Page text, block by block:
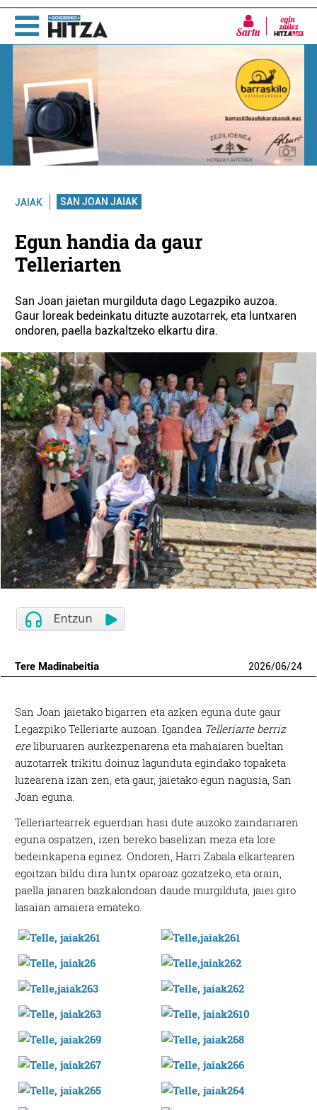
Sartu
JAIAK SAN JOAN JAIAK
Egun handia da gaur
Telleriarten
San Joan jaietan murgilduta dago Legazpiko auzoa.
Gaur loreak bedeinkatu dituzte auzotarrek, eta luntxaren
ondoren, paella bazkaltzeko elkartu dira.
Tere Madinabeitia 2026/06/24
San Joan jaietako bigarren eta azken eguna dute gaur
Legazpiko Telleriarte auzoan. Igandea Telleriarte berriz
ereliburuaren aurkezpenarena eta mahaiaren bueltan
auzotarrek trikitu doinuz lagunduta egindako topaketa
luzearena izan zen, eta gaur, jaietako egun nagusia, San
Joan eguna.
Telleriartearrek eguerdian hasi dute auzoko zaindariaren
eguna ospatzen, izen bereko baselizan meza eta lore
bedeinkapena eginez. Ondoren, Harri Zabala elkartearen
egoitzan bildu dira luntx oparoaz gozatzeko, eta orain,
paella janaren bazkalondoan daude murgilduta, jaiei giro
lasaian amaiera emateko.